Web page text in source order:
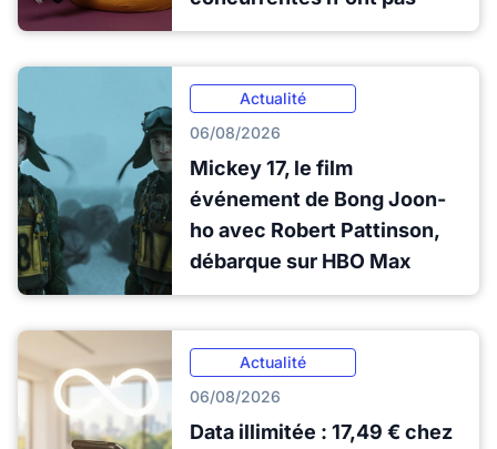
Actualité
06/08/2026
Mickey 17, le film
événement de Bong Joon-
ho avec Robert Pattinson,
débarque sur HBO Max
Actualité
06/08/2026
Data illimitée : 17,49 € chez